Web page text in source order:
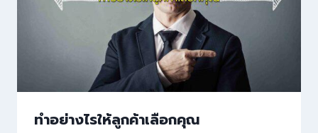
ทำอย่างไรให้ลูกค้าเลือกคุณ